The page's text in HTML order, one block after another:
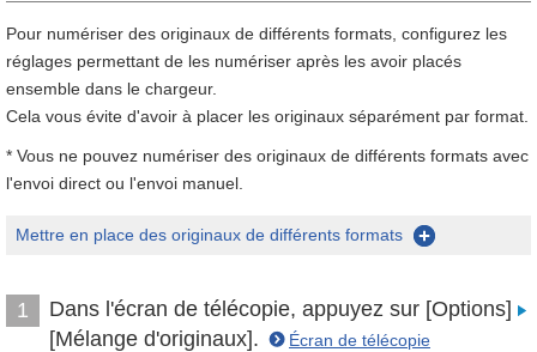
Pour numériser des originaux de différents formats, configurez les
réglages permettant de les numériser après les avoir placés
ensemble dans le chargeur.
Cela vous évite d'avoir à placer les originaux séparément par format.
* Vous ne pouvez numériser des originaux de différents formats avec
l'envoi direct ou l'envoi manuel.
Mettre en place des originaux de différents formats
1
Dans l'écran de télécopie, appuyez sur [Options]
[Mélange d'originaux].
Écran de télécopie